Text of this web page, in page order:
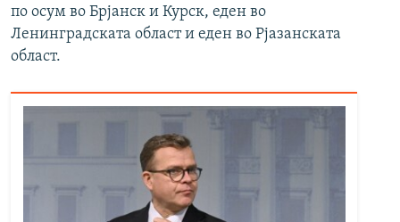
по осум во Брјанск и Курск, еден во
Ленинградската област и еден во Рјазанската
област.